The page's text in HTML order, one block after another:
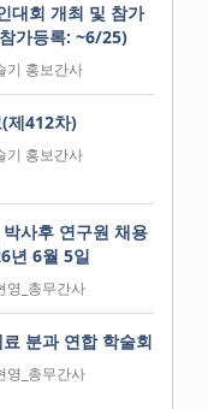
대회 개최 및 참가
가등록: ~6/25)
기 홍보간사
제412차)
기 홍보간사
사후 연구원 채용
년 6월 5일
영_총무간사
분과 연합 학술회
영_총무간사